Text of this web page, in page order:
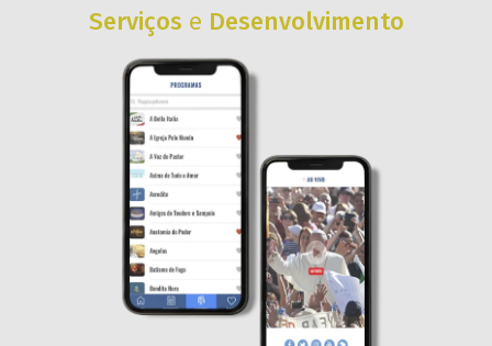
Serviços e Desenvolvimento